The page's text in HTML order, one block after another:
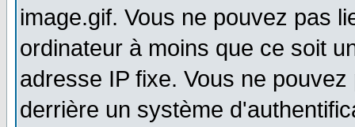
image.gif. Vous ne pouvez pas
ordinateur à moins que ce soit
adresse IP fixe. Vous ne
derrière un système